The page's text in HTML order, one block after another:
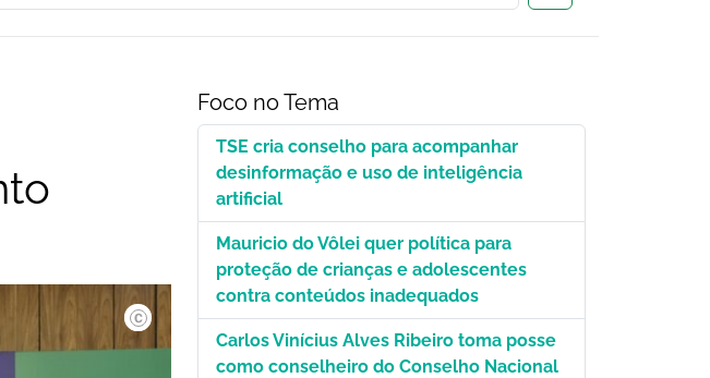
Marcelo Camargo.
Foco no Tema
TSE cria conselho para acompanhar
desinformação e uso de inteligência
artificial
Mauricio do Vôlei quer política para
proteção de crianças e adolescentes
contra conteúdos inadequados
Carlos Vinícius Alves Ribeiro toma posse
como conselheiro do Conselho Nacional